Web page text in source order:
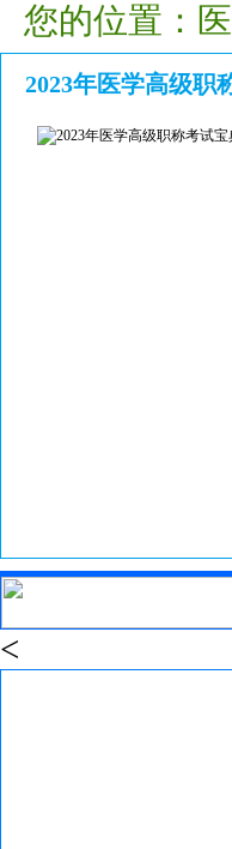
您的位置：
2023年医学高级职
<